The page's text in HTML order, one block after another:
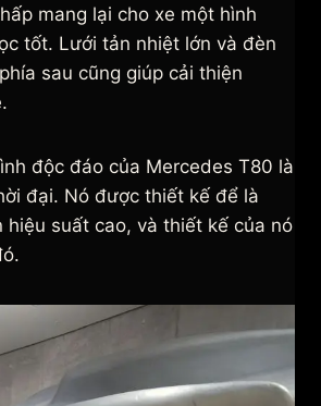
mang lại cho xe một hình
tốt. Lưới tản nhiệt lớn và đèn
sau cũng giúp cải thiện
độc đáo của Mercedes T80 là
đại. Nó được thiết kế để là
hiệu suất cao, và thiết kế của nó